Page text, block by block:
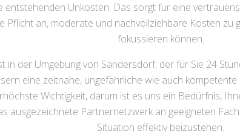
entstehenden Unkosten. Das sorgt für eine
Pflicht an, moderate und nachvollziehbare Kosten
fokussieren können.
in der Umgebung von Sandersdorf, der für Sie 24
eine zeitnahe, ungefährliche wie auch
Wichtigkeit, darum ist es uns ein Bedürfnis,
ausgezeichnete Partnernetzwerk an geeigneten
Situation effektiv beizustehen.